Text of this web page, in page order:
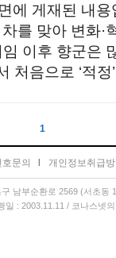
에 게재된 내
를 맞아 변화·
이후 향군은
처음으로 ‘적
1
문의 개인정보취급
남부순환로 2569 (서초
일 : 2003.11.11 / 코나스넷